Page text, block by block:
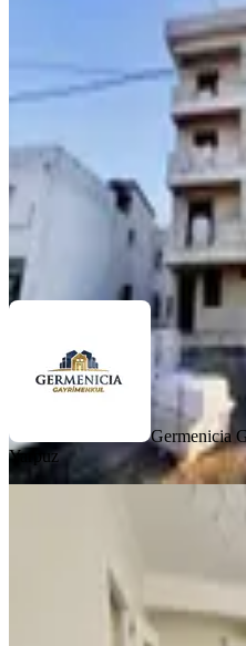
Yeni Yapı
Dulkadiroğlu,
· 50 m² ·
2.250.000 ₺
Germenicia Gayrimenkul
Ara
Germenicia
Yarpuz
Yeni Rota'
Dulkadiroğlu,
2+1
80 m²·